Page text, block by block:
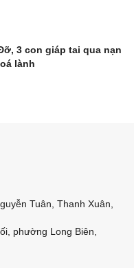
3 con giáp tai qua nạn
lành
Tuân, Thanh Xuân,
phường Long Biên,